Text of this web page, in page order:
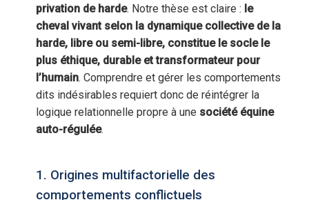
privation de harde. Notre thèse est claire : le
cheval vivant selon la dynamique collective de la
harde, libre ou semi-libre, constitue le socle le
plus éthique, durable et transformateur pour
l’humain. Comprendre et gérer les comportements
dits indésirables requiert donc de réintégrer la
logique relationnelle propre à une société équine
auto-régulée.
1. Origines multifactorielle des
comportements conflictuels